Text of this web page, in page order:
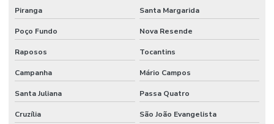
Terminal Macho Fixo Para Mangueira Minas Gerais
Terminal Macho Métrico Sede 24 Graus Mg
Terminal Macho Unf Jic 37 Graus
Terminal Métrico Macho
Piranga Santa Margarida
Poço Fundo Nova Resende
Raposos Tocantins
Campanha Mário Campos
Santa Juliana Passa Quatro
Cruzília São João Evangelista